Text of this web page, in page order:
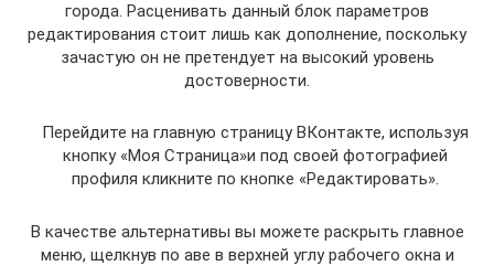
города. Расценивать данный блок параметров
редактирования стоит лишь как дополнение, поскольку
зачастую он не претендует на высокий уровень
достоверности.
Перейдите на главную страницу ВКонтакте, используя
кнопку «Моя Страница»и под своей фотографией
профиля кликните по кнопке «Редактировать».
В качестве альтернативы вы можете раскрыть главное
меню, щелкнув по аве в верхней углу рабочего окна и